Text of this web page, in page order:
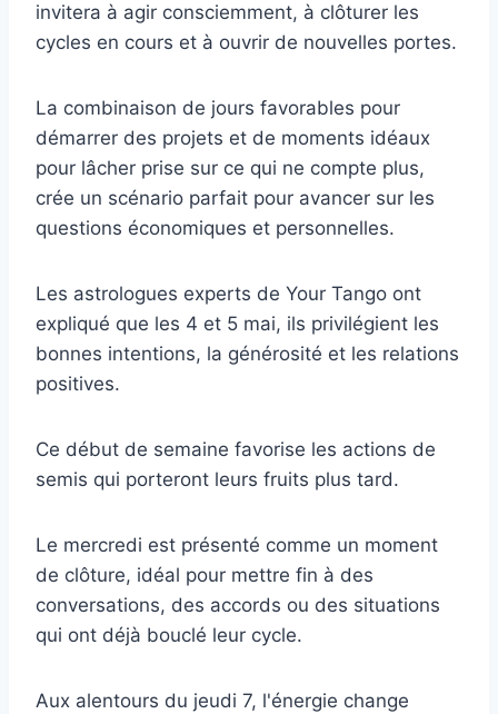
invitera à agir consciemment, à clôturer les
cycles en cours et à ouvrir de nouvelles portes.
La combinaison de jours favorables pour
démarrer des projets et de moments idéaux
pour lâcher prise sur ce qui ne compte plus,
crée un scénario parfait pour avancer sur les
questions économiques et personnelles.
Les astrologues experts de Your Tango ont
expliqué que les 4 et 5 mai, ils privilégient les
bonnes intentions, la générosité et les relations
positives.
Ce début de semaine favorise les actions de
semis qui porteront leurs fruits plus tard.
Le mercredi est présenté comme un moment
de clôture, idéal pour mettre fin à des
conversations, des accords ou des situations
qui ont déjà bouclé leur cycle.
Aux alentours du jeudi 7, l'énergie change